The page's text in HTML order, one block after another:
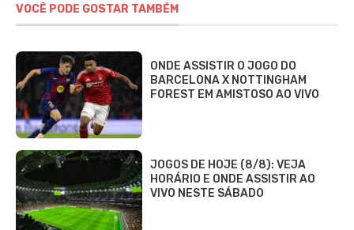
VOCÊ PODE GOSTAR TAMBÉM
ONDE ASSISTIR O JOGO DO
BARCELONA X NOTTINGHAM
FOREST EM AMISTOSO AO VIVO
JOGOS DE HOJE (8/8): VEJA
HORÁRIO E ONDE ASSISTIR AO
VIVO NESTE SÁBADO